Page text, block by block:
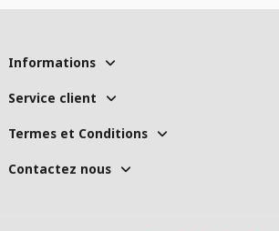
Informations
Service client
Termes et Conditions
Contactez nous